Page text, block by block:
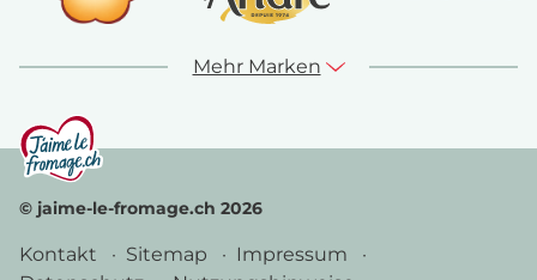
Mehr Marken
© jaime-le-fromage.ch 2026
Kontakt Sitemap
Impressum